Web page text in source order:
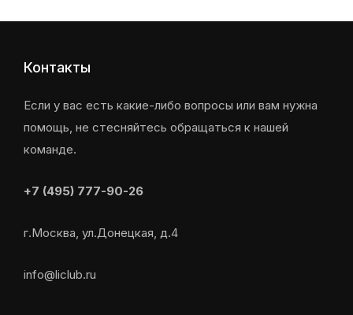
(установка Sim карты)
Техническое обслуживание
Оставайтесь на связи
музыки и видео
Контакты
Если у вас есть какие-либо вопросы или вам нужна
помощь, не стесняйтесь обращаться к нашей
команде.
+7 (495) 777-90-26
г.Москва, ул.Донецкая, д.4
info@liclub.ru